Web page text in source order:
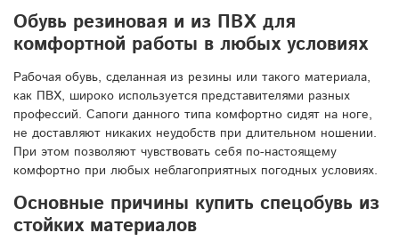
Обувь резиновая и из ПВХ для
комфортной работы в любых условиях
Рабочая обувь, сделанная из резины или такого материала,
как ПВХ, широко используется представителями разных
профессий. Сапоги данного типа комфортно сидят на ноге,
не доставляют никаких неудобств при длительном ношении.
При этом позволяют чувствовать себя по-настоящему
комфортно при любых неблагоприятных погодных условиях.
Основные причины купить спецобувь из
стойких материалов